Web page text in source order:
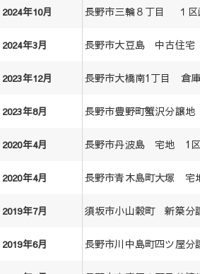
2024年10月 長野市三輪８丁目 １区
2024年3月 長野市大豆島 中古住宅
2023年12月 長野市大橋南1丁目 倉
2023年8月 長野市豊野町蟹沢分譲
2020年4月 長野市丹波島 宅地 1
2020年4月 長野市青木島町大塚
2019年7月 須坂市小山穀町 新築分
2019年6月 長野市川中島町四ツ屋分